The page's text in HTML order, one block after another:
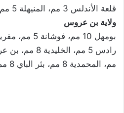
قلعة الأندلس 3 مم، المنيهلة 5 مم
ولاية بن عروس
مم، المحمدية 8 مم، بئر الباي 8 مم